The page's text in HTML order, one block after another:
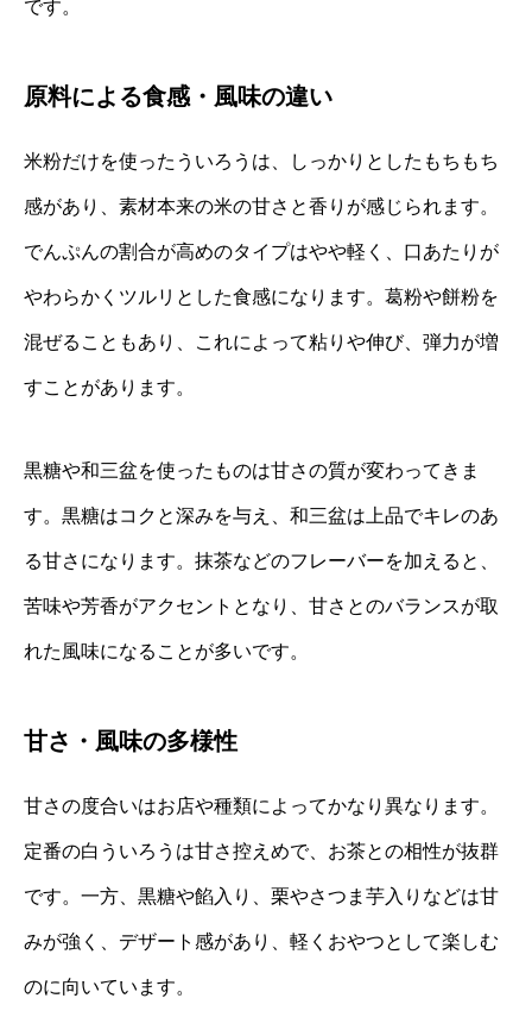
です。
原料による食感・風味の違い
米粉だけを使ったういろうは、しっかりとしたもちもち
感があり、素材本来の米の甘さと香りが感じられます。
でんぷんの割合が高めのタイプはやや軽く、口あたりが
やわらかくツルリとした食感になります。葛粉や餅粉を
混ぜることもあり、これによって粘りや伸び、弾力が増
すことがあります。
黒糖や和三盆を使ったものは甘さの質が変わってきま
す。黒糖はコクと深みを与え、和三盆は上品でキレのあ
る甘さになります。抹茶などのフレーバーを加えると、
苦味や芳香がアクセントとなり、甘さとのバランスが取
れた風味になることが多いです。
甘さ・風味の多様性
甘さの度合いはお店や種類によってかなり異なります。
定番の白ういろうは甘さ控えめで、お茶との相性が抜群
です。一方、黒糖や餡入り、栗やさつま芋入りなどは甘
みが強く、デザート感があり、軽くおやつとして楽しむ
のに向いています。